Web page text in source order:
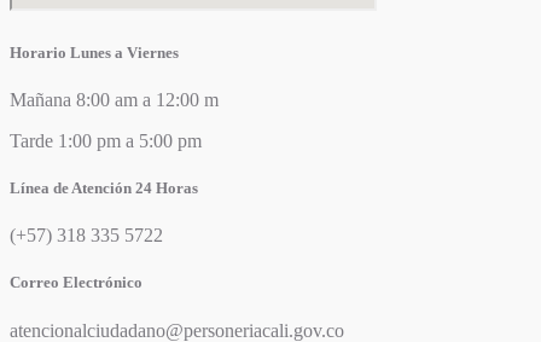
Horario Lunes a Viernes
Mañana 8:00 am a 12:00 m
Tarde 1:00 pm a 5:00 pm
Línea de Atención 24 Horas
(+57) 318 335 5722
Correo Electrónico
atencionalciudadano@personeriacali.gov.co